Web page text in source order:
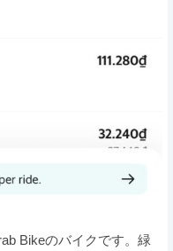
Bikeのバイクです。緑